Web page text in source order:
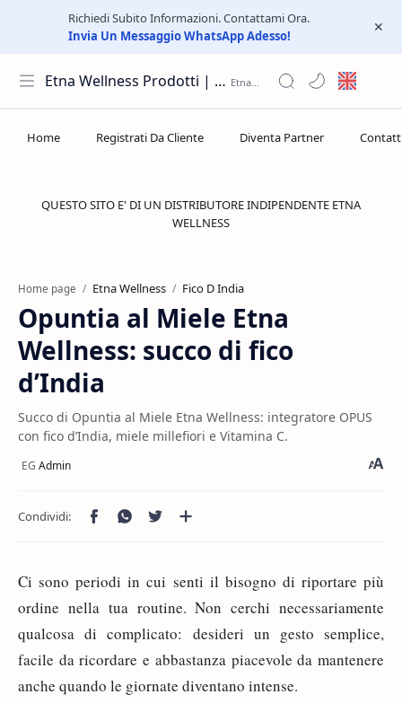
Richiedi Subito Informazioni. Contattami Ora.
Invia Un Messaggio WhatsApp Adesso!
Etna Wellness Prodotti | Distributore Elite Group
QUESTO SITO E' DI UN DISTRIBUTORE INDIPENDENTE ETNA
WELLNESS
Home page Etna Wellness Fico D India
Opuntia al Miele Etna
Wellness: succo di fico
d’India
Succo di Opuntia al Miele Etna Wellness: integratore OPUS
con fico d’India, miele millefiori e Vitamina C.
Ci sono periodi in cui senti il bisogno di riportare più
ordine nella tua routine. Non cerchi necessariamente
qualcosa di complicato: desideri un gesto semplice,
facile da ricordare e abbastanza piacevole da mantenere
anche quando le giornate diventano intense.